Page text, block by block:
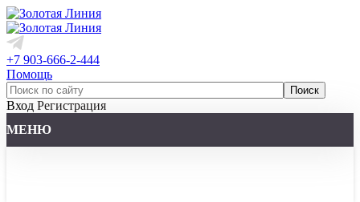
+7 903-666-2-444
Помощь
Вход Регистрация
МЕНЮ